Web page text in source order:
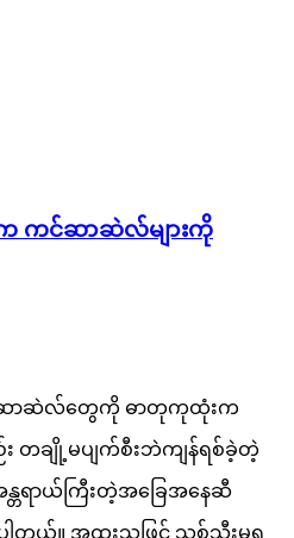
ကင်ဆာဆဲလ်များကို
ဆာဆဲလ်တွေကို ဓာတုကုထုံးက
တချို့မပျက်စီးဘဲကျန်ရစ်ခဲ့တဲ့
ာယ်ကြီးတဲ့အခြေအနေဆီ
ါတယ်။ အထူးသဖြင့် သစ်သီးမှရ